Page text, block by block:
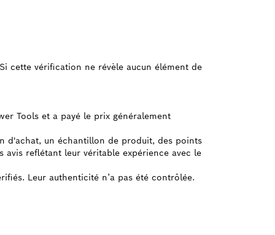
cette vérification ne révèle aucun élément de
Tools et a payé le prix généralement
d'achat, un échantillon de produit, des points
avis reflétant leur véritable expérience avec le
Leur authenticité n’a pas été contrôlée.